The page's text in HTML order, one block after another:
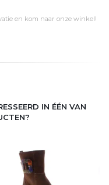
en kom naar onze winkel!
IN ÉÉN VAN